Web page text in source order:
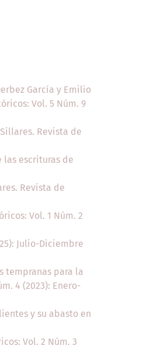
García y Emilio
Vol. 5 Núm. 9
Sillares. Revista de
escrituras de
Revista de
Vol. 1 Núm. 2
Julio-Diciembre
tempranas para la
4 (2023): Enero-
y su abasto en
Vol. 2 Núm. 3